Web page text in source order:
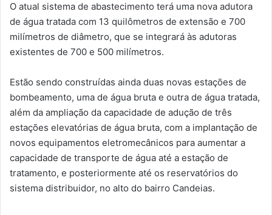
O atual sistema de abastecimento terá uma nova adutora
de água tratada com 13 quilômetros de extensão e 700
milímetros de diâmetro, que se integrará às adutoras
existentes de 700 e 500 milímetros.
Estão sendo construídas ainda duas novas estações de
bombeamento, uma de água bruta e outra de água tratada,
além da ampliação da capacidade de adução de três
estações elevatórias de água bruta, com a implantação de
novos equipamentos eletromecânicos para aumentar a
capacidade de transporte de água até a estação de
tratamento, e posteriormente até os reservatórios do
sistema distribuidor, no alto do bairro Candeias.